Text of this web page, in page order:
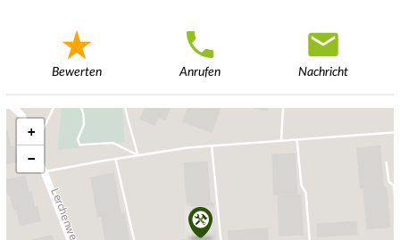
Bewerten Anrufen Nachricht
+
−